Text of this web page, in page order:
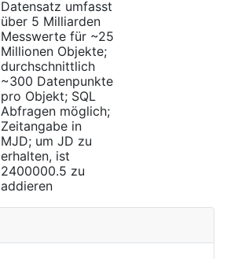
Datensatz umfasst
über 5 Milliarden
Messwerte für ~25
Millionen Objekte;
durchschnittlich
~300 Datenpunkte
pro Objekt; SQL
Abfragen möglich;
Zeitangabe in
MJD; um JD zu
erhalten, ist
2400000.5 zu
addieren